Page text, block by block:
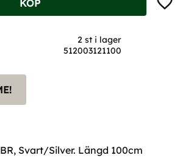
KÖP
2 st i lager
512003121100
Svart/Silver. Längd 100cm